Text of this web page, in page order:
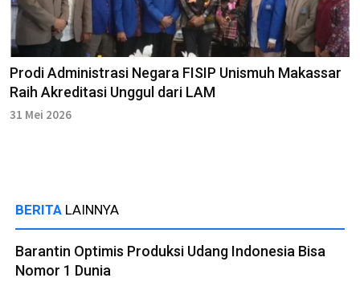
Prodi Administrasi Negara FISIP Unismuh Makassar
Raih Akreditasi Unggul dari LAM
31 Mei 2026
BERITA LAINNYA
Barantin Optimis Produksi Udang Indonesia Bisa
Nomor 1 Dunia